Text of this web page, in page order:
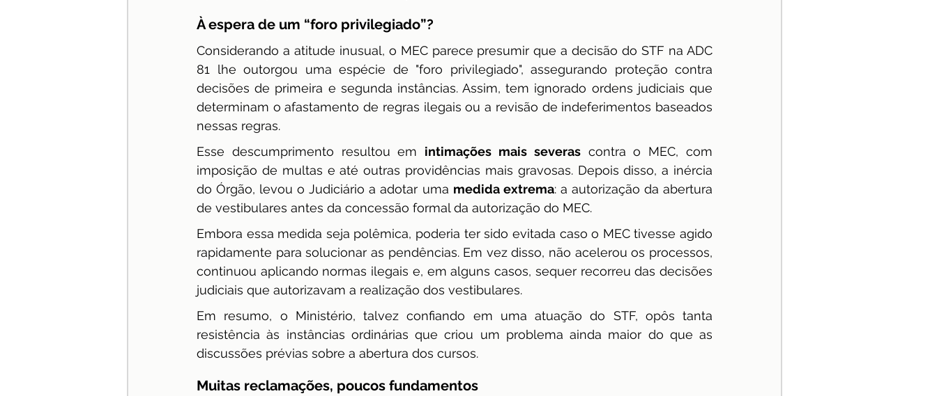
À espera de um “foro privilegiado”?
Considerando a atitude inusual, o MEC parece presumir que a decisão do STF na ADC
81 lhe outorgou uma espécie de "foro privilegiado", assegurando proteção contra
decisões de primeira e segunda instâncias. Assim, tem ignorado ordens judiciais que
determinam o afastamento de regras ilegais ou a revisão de indeferimentos baseados
nessas regras.
Esse descumprimento resultou em intimações mais severas contra o MEC, com
imposição de multas e até outras providências mais gravosas. Depois disso, a inércia
do Órgão, levou o Judiciário a adotar uma medida extrema: a autorização da abertura
de vestibulares antes da concessão formal da autorização do MEC.
Embora essa medida seja polêmica, poderia ter sido evitada caso o MEC tivesse agido
rapidamente para solucionar as pendências. Em vez disso, não acelerou os processos,
continuou aplicando normas ilegais e, em alguns casos, sequer recorreu das decisões
judiciais que autorizavam a realização dos vestibulares.
Em resumo, o Ministério, talvez confiando em uma atuação do STF, opôs tanta
resistência às instâncias ordinárias que criou um problema ainda maior do que as
discussões prévias sobre a abertura dos cursos.
Muitas reclamações, poucos fundamentos